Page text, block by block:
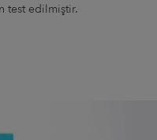
test edilmiştir.